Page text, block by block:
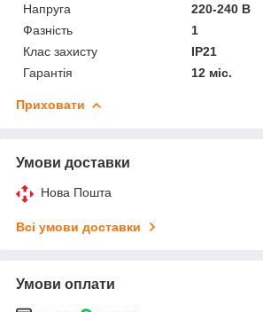
Напруга
220-240 В
Фазність
1
Клас захисту
IP21
Гарантія
12 міс.
Приховати
Умови доставки
Нова Пошта
Всі умови доставки
Умови оплати